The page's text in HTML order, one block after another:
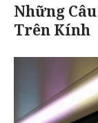
Những
Trên Kính